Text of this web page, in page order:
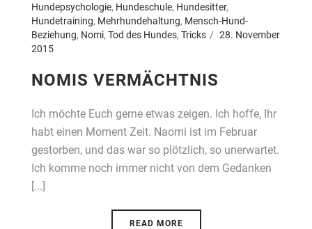
Hundepsychologie, Hundeschule, Hundesitter,
Hundetraining, Mehrhundehaltung, Mensch-Hund-
Beziehung, Nomi, Tod des Hundes, Tricks
28. November
2015
NOMIS VERMÄCHTNIS
Ich möchte Euch gerne etwas zeigen. Ich hoffe, Ihr
habt einen Moment Zeit. Naomi ist im Februar
gestorben, und das war so plötzlich, so unerwartet.
Ich komme noch immer nicht von dem Gedanken
[...]
READ MORE